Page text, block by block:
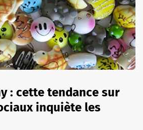
: cette tendance sur
inquiète les